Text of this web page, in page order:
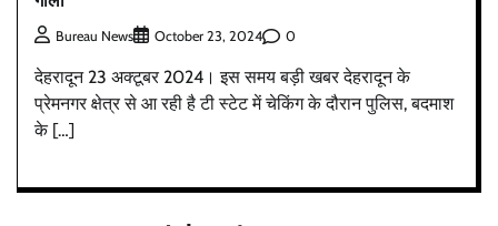
Bureau News October 23, 2024 0
देहरादून 23 अक्टूबर 2024। इस समय बड़ी खबर देहरादून के
प्रेमनगर क्षेत्र से आ रही है टी स्टेट में चेकिंग के दौरान पुलिस, बदमाश
के […]